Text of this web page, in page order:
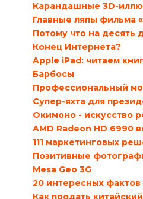
Карандашные 3D-
Главные ляпы фильма
Потому что на десять
Конец Интернета?
Apple iPad: читаем
Барбосы
Профессиональный
Супер-яхта для
Окимоно - искусство
AMD Radeon HD 6990
111 маркетинговых
Позитивные
Mesa Geo 3G
20 интересных
Как продать